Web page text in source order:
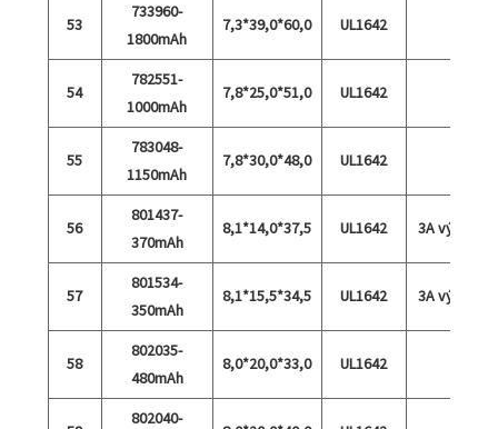
53
733960-
1800mAh
7,3*39,0*60,0 UL1642
54
782551-
1000mAh
7,8*25,0*51,0 UL1642
55
783048-
1150mAh
7,8*30,0*48,0 UL1642
56
801437-
370mAh
8,1*14,0*37,5 UL1642 3A výboj
57
801534-
350mAh
8,1*15,5*34,5 UL1642 3A výboj
58
802035-
480mAh
8,0*20,0*33,0 UL1642
802040-